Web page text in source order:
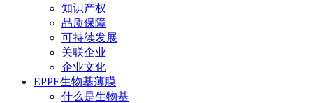
知识产权
品质保障
可持续发展
关联企业
企业文化
EPPE生物基薄膜
什么是生物基